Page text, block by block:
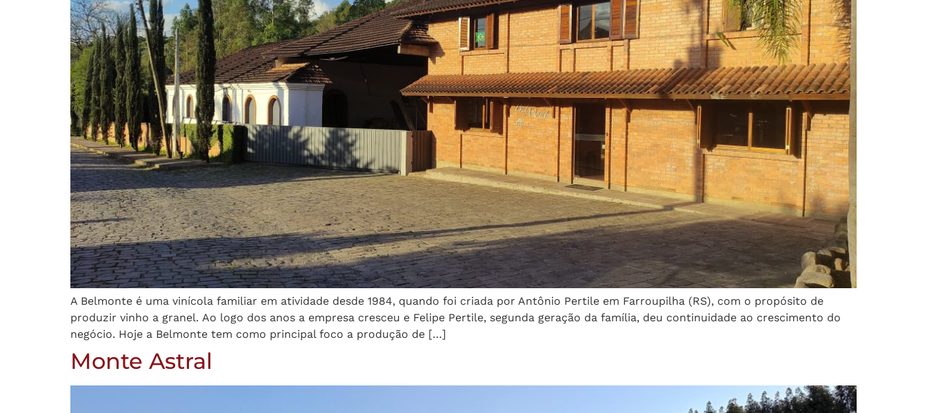
A Belmonte é uma vinícola familiar em atividade desde 1984, quando foi criada por Antônio Pertile em Farroupilha (RS), com o propósito de
produzir vinho a granel. Ao logo dos anos a empresa cresceu e Felipe Pertile, segunda geração da família, deu continuidade ao crescimento do
negócio. Hoje a Belmonte tem como principal foco a produção de […]
Monte Astral